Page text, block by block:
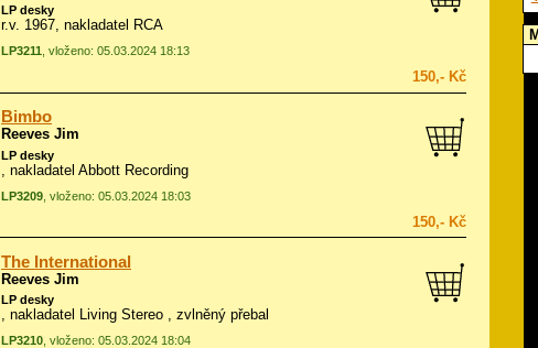
LP desky
r.v. 1967, nakladatel RCA
LP3211 , vloženo: 05.03.2024 18:13
150,- Kč
Bimbo
Reeves Jim
LP desky
, nakladatel Abbott Recording
LP3209 , vloženo: 05.03.2024 18:03
150,- Kč
The International
Reeves Jim
LP desky
, nakladatel Living Stereo , zvlněný přebal
LP3210 , vloženo: 05.03.2024 18:04